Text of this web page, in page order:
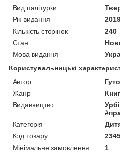
Вид палітурки
Рік видання
2019
Кількість сторінок
240
Стан
Мова видання
Користувальницькі
Автор
Жанр
Видавництво
Категорія
Код товару
Мінімальне замовлення
1